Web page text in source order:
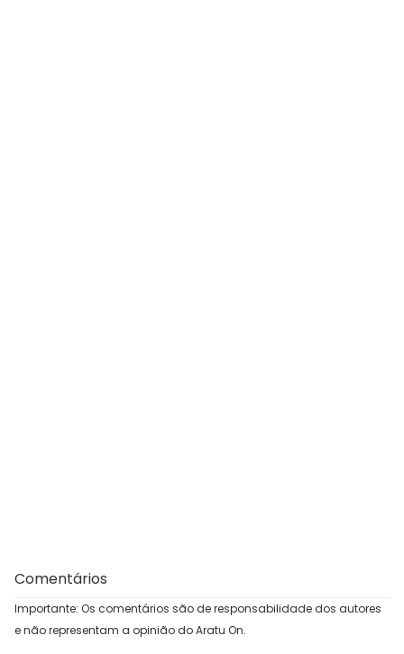
Comentários
Importante: Os comentários são de responsabilidade dos autores
e não representam a opinião do Aratu On.